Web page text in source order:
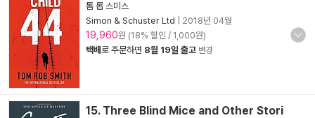
톰 롭 스미스
Simon & Schuster Ltd
2018년 04월
19,960원 (18% 할인 / 1,000원)
택배로 주문하면 8월 19일 출고 변경
15. Three Blind Mice and Other Stori